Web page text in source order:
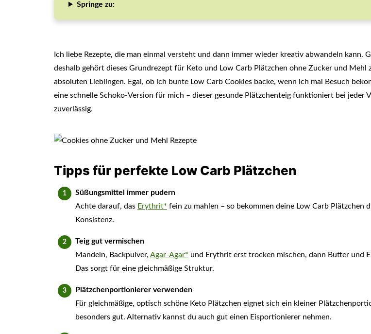
Springe zu:
Ich liebe Rezepte, die man einmal versteht und dann immer wieder kreativ abwandeln kann.
deshalb gehört dieses Grundrezept für Keto und Low Carb Plätzchen ohne Zucker und Mehl
absoluten Lieblingen. Egal, ob ich bunte Low Carb Cookies backe, wenn ich mal Besuch
eine schnelle Schoko-Version für mich – dieser gesunde Plätzchenteig funktioniert bei jeder
zuverlässig.
Tipps für perfekte Low Carb Plätzchen
Süßungsmittel immer pudern
Achte darauf, das Erythrit* fein zu mahlen – so bekommen deine Low Carb Plätzchen
Konsistenz.
Teig gut vermischen
Mandeln, Backpulver, Agar-Agar* und Erythrit erst trocken mischen, dann Butter und
Das sorgt für eine gleichmäßige Struktur.
Plätzchenportionierer verwenden
Für gleichmäßige, optisch schöne Keto Plätzchen eignet sich ein kleiner
besonders gut. Alternativ kannst du auch gut einen Eisportionierer nehmen.